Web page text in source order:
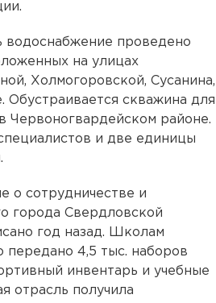
водоснабжение проведено
на улицах
Холмогоровской, Сусанина,
Обустраивается скважина для
Червоногвардейском районе.
и две единицы
о сотрудничестве и
города Свердловской
год назад. Школам
передано 4,5 тыс. наборов
инвентарь и учебные
отрасль получила